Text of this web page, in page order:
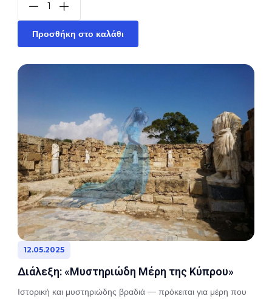
Προσθήκη στο καλάθι
12.05.2025
Διάλεξη: «Μυστηριώδη Μέρη της Κύπρου»
Ιστορική και μυστηριώδης βραδιά — πρόκειται για μέρη που